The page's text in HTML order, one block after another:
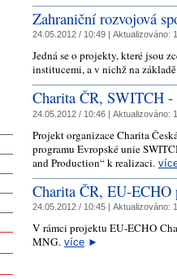
Zahraniční rozvojová
24.05.2012 / 10:49 | Aktualizováno:
Jedná se o projekty, které jsou
institucemi, a v nichž na
Charita ČR, SWITCH
24.05.2012 / 10:46 | Aktualizováno:
Projekt organizace Charita
programu Evropské unie
and Production“ k realizaci.
Charita ČR, EU-ECHO
24.05.2012 / 10:45 | Aktualizováno:
V rámci projektu EU-ECHO
MNG. více ►